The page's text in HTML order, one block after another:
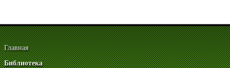
Главная
Библиотека